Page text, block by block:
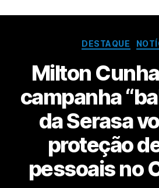
DESTAQUE
Milton
campanha
da Serasa
proteção
pessoais no